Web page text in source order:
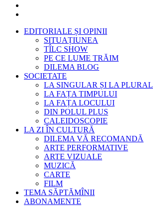
EDITORIALE ȘI OPINII
SITUAȚIUNEA
TÎLC SHOW
PE CE LUME TRĂIM
DILEMA BLOG
SOCIETATE
LA SINGULAR ȘI LA PLURAL
LA FAȚA TIMPULUI
LA FAȚA LOCULUI
DIN POLUL PLUS
CALEIDOSCOPIE
LA ZI ÎN CULTURĂ
DILEMA VĂ RECOMANDĂ
ARTE PERFORMATIVE
ARTE VIZUALE
MUZICĂ
CARTE
FILM
TEMA SĂPTĂMÎNII
ABONAMENTE